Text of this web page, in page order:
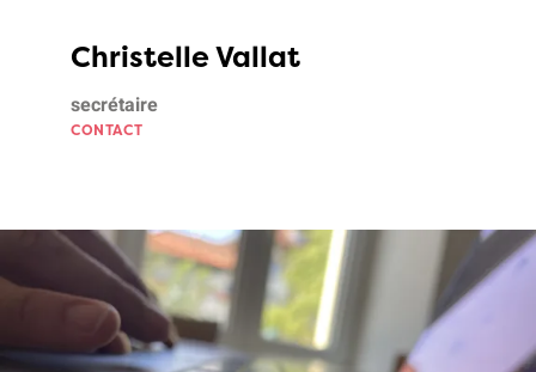
Christelle Vallat
secrétaire
CONTACT